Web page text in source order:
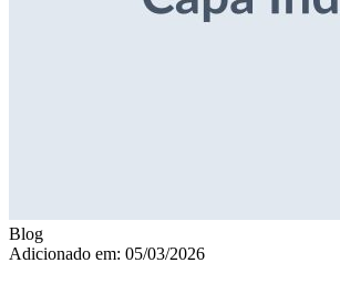
Blog
Adicionado em: 05/03/2026